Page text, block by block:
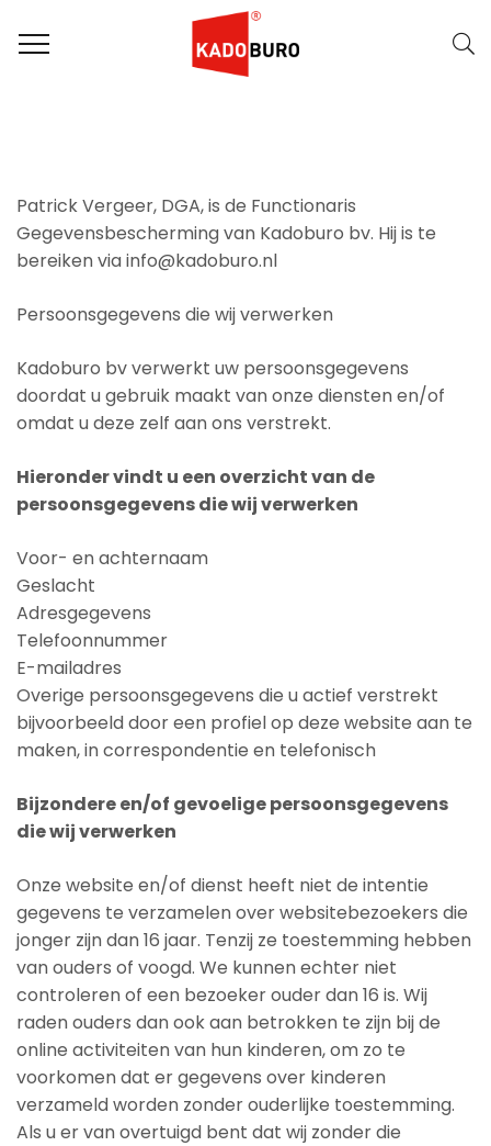
Patrick Vergeer, DGA, is de Functionaris
Gegevensbescherming van Kadoburo bv. Hij is te
bereiken via info@kadoburo.nl
Persoonsgegevens die wij verwerken
Kadoburo bv verwerkt uw persoonsgegevens
doordat u gebruik maakt van onze diensten en/of
omdat u deze zelf aan ons verstrekt.
Hieronder vindt u een overzicht van de
persoonsgegevens die wij verwerken
Voor- en achternaam
Geslacht
Adresgegevens
Telefoonnummer
E-mailadres
Overige persoonsgegevens die u actief verstrekt
bijvoorbeeld door een profiel op deze website aan te
maken, in correspondentie en telefonisch
Bijzondere en/of gevoelige persoonsgegevens
die wij verwerken
Onze website en/of dienst heeft niet de intentie
gegevens te verzamelen over websitebezoekers die
jonger zijn dan 16 jaar. Tenzij ze toestemming hebben
van ouders of voogd. We kunnen echter niet
controleren of een bezoeker ouder dan 16 is. Wij
raden ouders dan ook aan betrokken te zijn bij de
online activiteiten van hun kinderen, om zo te
voorkomen dat er gegevens over kinderen
verzameld worden zonder ouderlijke toestemming.
Als u er van overtuigd bent dat wij zonder die